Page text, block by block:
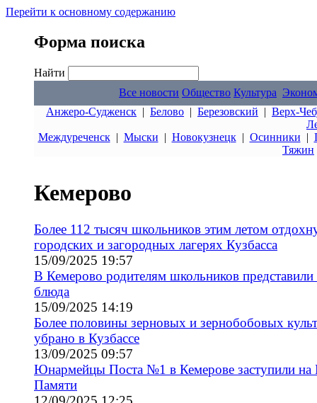
Перейти к основному содержанию
Форма поиска
Найти
Все новости Общество Культура
Анжеро-Судженск | Белово | Березовский | Верх-
Междуреченск| Мыски | Новокузнецк| Осинники |
Тяжин
Кемерово
Более 112 тысяч школьников этим летом
городских и загородных лагерях Кузбасса
15/09/2025 19:57
В Кемерово родителям школьников
блюда
15/09/2025 14:19
Более половины зерновых и зернобобовых
убрано в Кузбассе
13/09/2025 09:57
Юнармейцы Поста №1 в Кемерове заступили на
Памяти